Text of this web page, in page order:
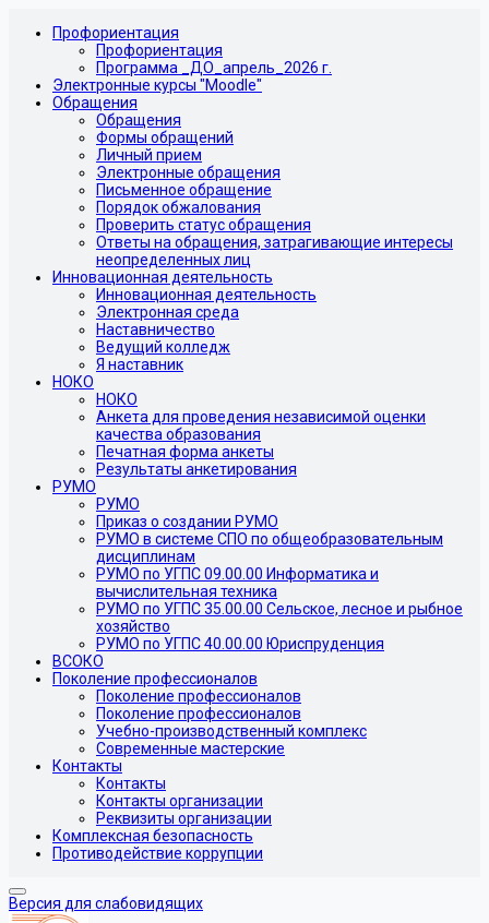
Профориентация
Профориентация
Программа _ДО_апрель_2026 г.
Электронные курсы "Moodle"
Обращения
Обращения
Формы обращений
Личный прием
Электронные обращения
Письменное обращение
Порядок обжалования
Проверить статус обращения
Ответы на обращения, затрагивающие интересы
неопределенных лиц
Инновационная деятельность
Инновационная деятельность
Электронная среда
Наставничество
Ведущий колледж
Я наставник
НОКО
НОКО
Анкета для проведения независимой оценки
качества образования
Печатная форма анкеты
Результаты анкетирования
РУМО
РУМО
Приказ о создании РУМО
РУМО в системе СПО по общеобразовательным
дисциплинам
РУМО по УГПС 09.00.00 Информатика и
вычислительная техника
РУМО по УГПС 35.00.00 Сельское, лесное и рыбное
хозяйство
РУМО по УГПС 40.00.00 Юриспруденция
ВСОКО
Поколение профессионалов
Поколение профессионалов
Поколение профессионалов
Учебно-производственный комплекс
Современные мастерские
Контакты
Контакты
Контакты организации
Реквизиты организации
Комплексная безопасность
Противодействие коррупции
Версия для слабовидящих